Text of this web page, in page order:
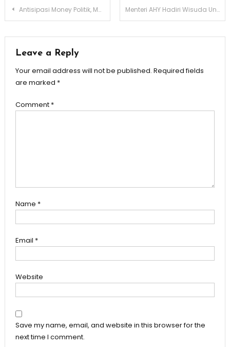
Post
Antisipasi Money Politik, Madas Nusantara Bentuk “Satgas Pemantau Senyap” Pilkada DKI Jakarta Menteri AHY Hadiri Wisuda Universitas Paramadina
Leave a Reply
Your email address will not be published. Required fields
are marked *
Comment *
Name *
Email *
Website
Save my name, email, and website in this browser for the
next time I comment.